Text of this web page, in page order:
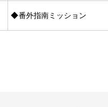
◆番外指南ミッション